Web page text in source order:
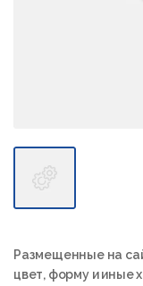
Размещенные на
цвет, форму и иные